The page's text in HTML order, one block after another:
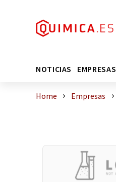
NOTICIAS EMPRESAS
Home Empresas